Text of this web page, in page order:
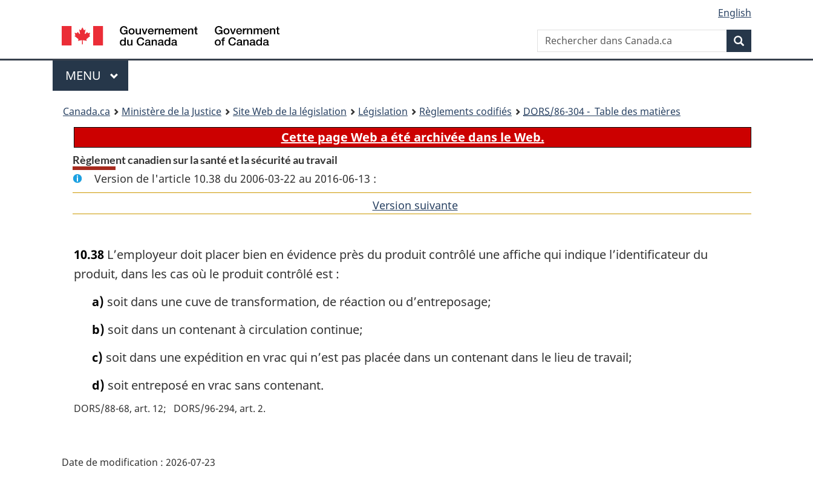
principal
À
site
version
Language
selection
English
Rechercher
dans
Canada.ca
Menu
MENU PRINCIPAL
Canada.ca Ministère de la Justice Site Web de la législation Législation Règlements codifiés DORS/86-304 - Table des matières
Cette page Web a été archivée dans le Web.
Règlement canadien sur la santé et la sécurité au travail
Version de l'article 10.38 du 2006-03-22 au 2016-06-13 :
Version suivantede
10.38 L’employeur doit placer bien en évidence près du produit contrôlé une affiche qui indique l’identificateur du
produit, dans les cas où le produit contrôlé est :
a) soit dans une cuve de transformation, de réaction ou d’entreposage;
b) soit dans un contenant à circulation continue;
c) soit dans une expédition en vrac qui n’est pas placée dans un contenant dans le lieu de travail;
d) soit entreposé en vrac sans contenant.
DORS/88-68, art. 12 DORS/96-294, art. 2
Date de modification : 2026-07-23